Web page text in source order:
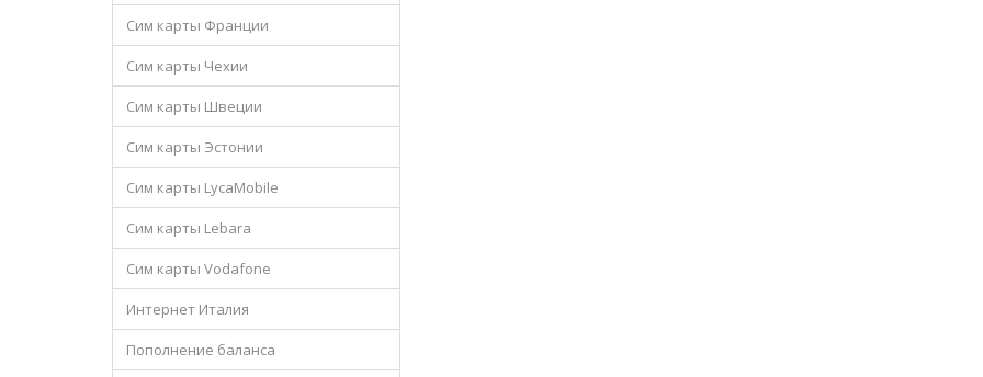
Сим карты Франции
Сим карты Чехии
Сим карты Швеции
Сим карты Эстонии
Сим карты LycaMobile
Сим карты Lebara
Сим карты Vodafone
Интернет Италия
Пополнение баланса